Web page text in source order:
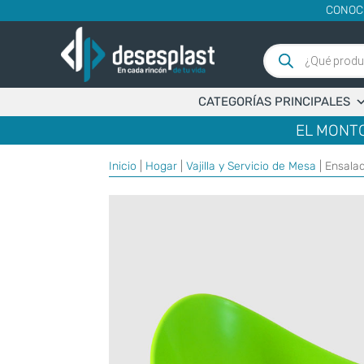
Búsqueda
de
productos
CATEGORÍAS PRINCIPALES
EL
Inicio Hogar |Vajilla y Servicio de Mesa |